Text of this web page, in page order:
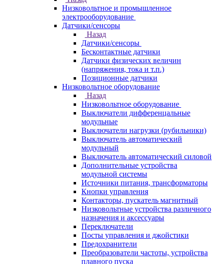
Низковольтное и промышленное
электрооборудование
Датчики/сенсоры
Назад
Датчики/сенсоры
Бесконтактные датчики
Датчики физических величин
(напряжения, тока и т.п.)
Позиционные датчики
Низковольтное оборудование
Назад
Низковольтное оборудование
Выключатели дифференцальные
модульные
Выключатели нагрузки (рубильники)
Выключатель автоматический
модульный
Выключатель автоматический силовой
Дополнительные устройства
модульной системы
Источники питания, трансформаторы
Кнопки управления
Контакторы, пускатель магнитный
Низковольтные устройства различного
назначения и аксессуары
Переключатели
Посты управления и джойстики
Предохранители
Преобразователи частоты, устройства
плавного пуска